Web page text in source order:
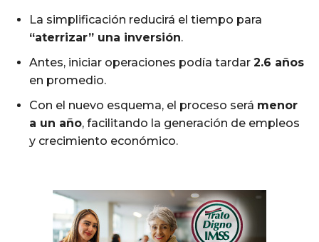
La simplificación reducirá el tiempo para
“aterrizar” una inversión.
Antes, iniciar operaciones podía tardar 2.6 años
en promedio.
Con el nuevo esquema, el proceso será menor
a un año, facilitando la generación de empleos
y crecimiento económico.